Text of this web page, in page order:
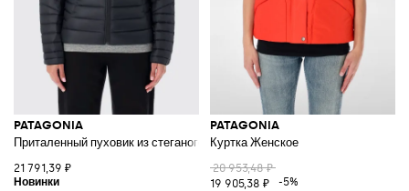
PATAGONIA
Приталенный пуховик из стеганого и водоотталкивающего
21 791,39 ₽
PATAGONIA
Куртка Женское
20 953,48 ₽
19 905,38 ₽
-5%